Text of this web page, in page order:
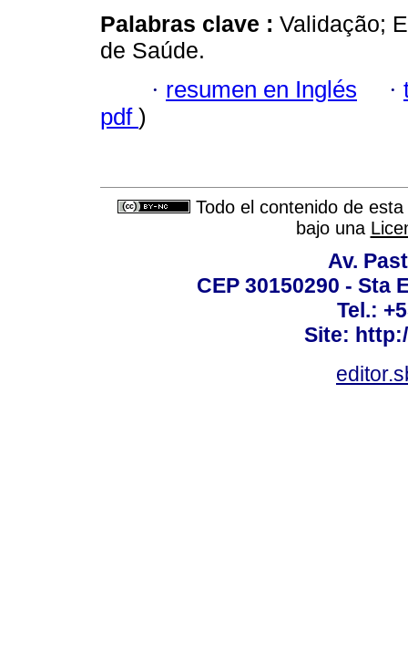
Palabras clave : Validação;
de Saúde.
· resumen en Inglés ·
pdf )
Todo el contenido de
bajo una
Av.
CEP 30150290 - Sta
Tel.:
Site: